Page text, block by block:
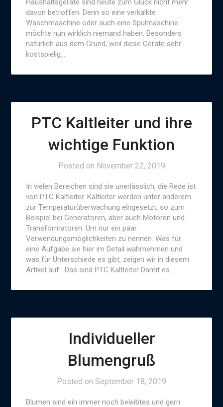
Haushaltsgeräte sind heute zum Glück nicht mehr
davon betroffen. Denn so eine verkalkte
Waschmaschine oder auch eine Spülmaschine
möchte nun wirklich niemand haben. Besonders
natürlich aus dem Grund, weil diese Geräte sehr
kostspielig…
PTC Kaltleiter und ihre
wichtige Funktion
Posted on November 22, 2019
In vielen Bereichen sind sie unerlässlich, die Rede ist
von PTC Kaltleiter. Kaltleiter werden unter anderem
zur Temperaturüberwachung eingesetzt, so zum
Beispiel bei Generatoren, aber auch Motoren und
Transformatoren. Um nur ein paar
Verwendungsmöglichkeiten zu nennen. Was für
eine Aufgabe sie hier im Detail wahrnehmen und
was für Unterschiede es gibt, zeigen wir in diesem
Artikel auf. Das sind PTC Kaltleiter Damit es…
Individueller
Blumengruß
Posted on September 18, 2019
Blumen sind ein immer noch beleibtes und gern